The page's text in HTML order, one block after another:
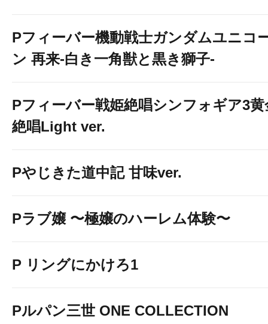
Pフィーバー機動戦士ガンダムユニコ
ン 再来-白き一角獣と黒き獅子-
Pフィーバー戦姫絶唱シンフォギア3黄
絶唱Light ver.
Pやじきた道中記 甘味ver.
Pラブ嬢 〜極嬢のハーレム体験〜
P リングにかけろ1
Pルパン三世 ONE COLLECTION